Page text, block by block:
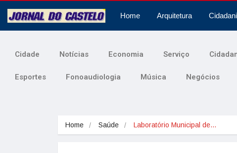
Home Arquitetura
Cidade Notícias Economia Serviço
Esportes Fonoaudiologia Música Negócios
Home Saúde Laboratório Municipal de…